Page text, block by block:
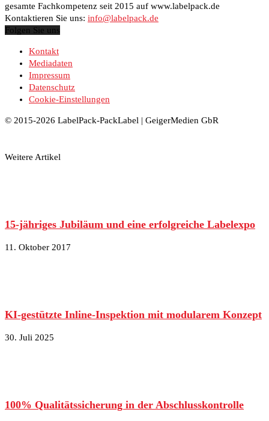
gesamte Fachkompetenz seit 2015 auf www.labelpack.de
Kontaktieren Sie uns: info@labelpack.de
Folgen Sie uns
Kontakt
Mediadaten
Impressum
Datenschutz
Cookie-Einstellungen
© 2015-2026 LabelPack-PackLabel | GeigerMedien GbR
Weitere Artikel
15-jähriges Jubiläum und eine erfolgreiche Labelexpo
11. Oktober 2017
KI-gestützte Inline-Inspektion mit modularem Konzept
30. Juli 2025
100% Qualitätssicherung in der Abschlusskontrolle